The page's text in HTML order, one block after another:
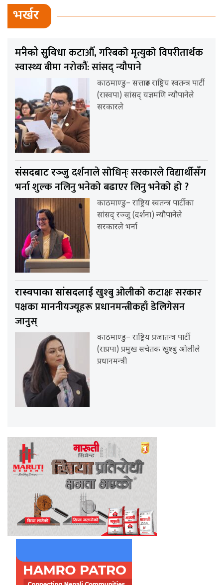
भर्खर
मन्त्रीको सुविधाकटाऔँ, गरिबको मृत्युको विपरीतार्थक
स्वास्थ्य बीमा नरोकौंं: सांसद् न्यौपाने
काठमाण्डु– सत्तारुढ राष्ट्रिय स्वतन्त्र पार्टी
(रास्वपा) सांसद् यज्ञमणि न्यौपानेले
सरकारले
संसदबाट रञ्जुदर्शनाले सोधिन्ः सरकारले विद्यार्थीसँग
भर्ना शुल्क नलिनु भनेको बढाएर लिनु भनेको हो ?
काठमाण्डु– राष्ट्रिय स्वतन्त्र पार्टीका
सांसद् रञ्जु (दर्शना) न्यौपानेले
सरकारले भर्ना
रास्वपाका सांसदलाईखुश्बु ओलीको कटाक्षः सरकार
पक्षका माननीयज्यूहरू प्रधानमन्त्रीकहाँ डेलिगेसन
जानुस्
काठमाण्डु– राष्ट्रिय प्रजातन्त्र पार्टी
(राप्रपा) प्रमुख सचेतक खुश्बु ओलीले
प्रधानमन्त्री